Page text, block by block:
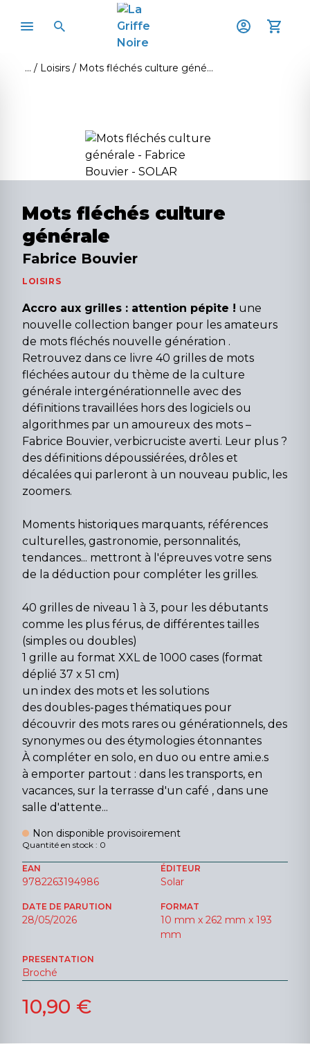
Loisirs Mots fléchés culture générale
Mots fléchés culture
générale
Fabrice Bouvier
LOISIRS
Accro aux grilles : attention pépite ! une
nouvelle collection banger pour les amateurs
de mots fléchés nouvelle génération .
Retrouvez dans ce livre 40 grilles de mots
fléchées autour du thème de la culture
générale intergénérationnelle avec des
définitions travaillées hors des logiciels ou
algorithmes par un amoureux des mots –
Fabrice Bouvier, verbicruciste averti. Leur plus ?
des définitions dépoussiérées, drôles et
décalées qui parleront à un nouveau public, les
zoomers.
Moments historiques marquants, références
culturelles, gastronomie, personnalités,
tendances... mettront à l'épreuves votre sens
de la déduction pour compléter les grilles.
40 grilles de niveau 1 à 3, pour les débutants
comme les plus férus, de différentes tailles
(simples ou doubles)
1 grille au format XXL de 1000 cases (format
déplié 37 x 51 cm)
un index des mots et les solutions
des doubles-pages thématiques pour
découvrir des mots rares ou générationnels, des
synonymes ou des étymologies étonnantes
À compléter en solo, en duo ou entre ami.e.s
à emporter partout : dans les transports, en
vacances, sur la terrasse d'un café , dans une
salle d'attente...
Non disponible provisoirement
Quantité en stock : 0
EAN
9782263194986
ÉDITEUR
Solar
DATE DE PARUTION
28/05/2026
FORMAT
10 mm x 262 mm x 193
mm
PRESENTATION
Broché
10,90 €